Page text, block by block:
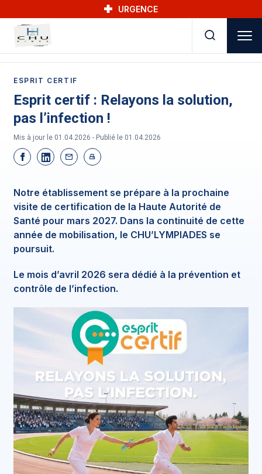
URGENCE
ESPRIT CERTIF
Esprit certif : Relayons la solution,
pas l’infection !
Mis à jour le 01.04.2026 - Publié le 01.04.2026
Notre établissement se prépare à la prochaine
visite de certification de la Haute Autorité de
Santé pour mars 2027. Dans la continuité de cette
année de mobilisation, le CHU’LYMPIADES se
poursuit.
Le mois d’avril 2026 sera dédié à la prévention et
contrôle de l’infection.